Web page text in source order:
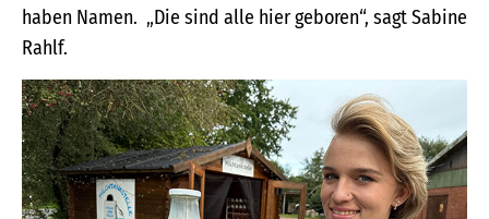
haben Namen. „Die sind alle hier geboren“, sagt Sabine
Rahlf.